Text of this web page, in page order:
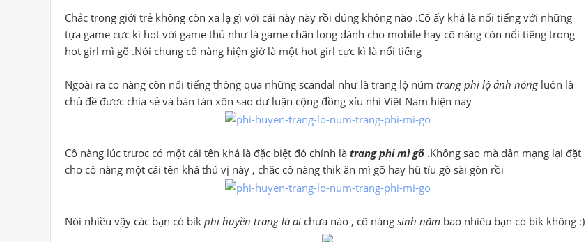
Chắc trong giới trẻ không còn xa lạ gì với cái này này rồi đúng không nào .Cô ấy khá là nổi tiếng với những
tựa game cực kì hot với game thủ như là game chân long dành cho mobile hay cô nàng còn nổi tiếng trong
hot girl mì gõ .Nói chung cô nàng hiện giờ là một hot girl cực kì là nổi tiếng
Ngoài ra co nàng còn nổi tiếng thông qua những scandal như là trang lộ núm trang phi lộ ảnh nóng luôn là
chủ đề được chia sẻ và bàn tán xôn sao dư luận cộng đồng xỉu nhi Việt Nam hiện nay
Cô nàng lúc trươc có một cái tên khá là đặc biệt đó chính là trang phi mì gõ .Không sao mà dân mạng lại đặt
cho cô nàng một cái tên khá thú vị này , chăc cô nàng thik ăn mì gõ hay hũ tíu gõ sài gòn rồi
Nói nhiều vậy các bạn có bik phi huyền trang là ai chưa nào , cô nàng sinh năm bao nhiêu bạn có bik không :)